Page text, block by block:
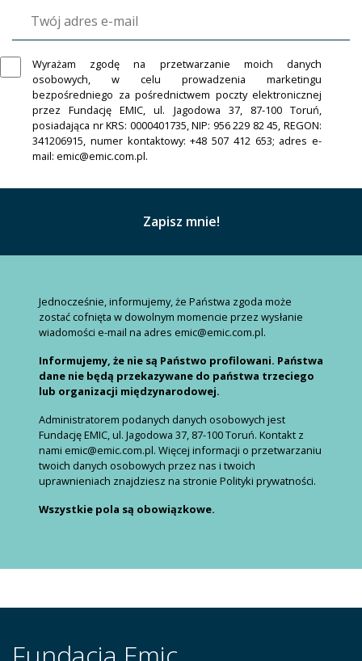
Wyrażam zgodę na przetwarzanie moich danych
osobowych, w celu prowadzenia marketingu
bezpośredniego za pośrednictwem poczty elektronicznej
przez Fundację EMIC, ul. Jagodowa 37, 87-100 Toruń,
posiadająca nr KRS: 0000401735, NIP: 956 229 82 45, REGON:
341206915, numer kontaktowy: +48 507 412 653; adres e-
mail: emic@emic.com.pl.
Jednocześnie, informujemy, że Państwa zgoda może
zostać cofnięta w dowolnym momencie przez wysłanie
wiadomości e-mail na adres emic@emic.com.pl.
Informujemy, że nie są Państwo profilowani. Państwa
dane nie będą przekazywane do państwa trzeciego
lub organizacji międzynarodowej.
Administratorem podanych danych osobowych jest
Fundację EMIC, ul. Jagodowa 37, 87-100 Toruń. Kontakt z
nami emic@emic.com.pl. Więcej informacji o przetwarzaniu
twoich danych osobowych przez nas i twoich
uprawnieniach znajdziesz na stronie Polityki prywatności.
Wszystkie pola są obowiązkowe.